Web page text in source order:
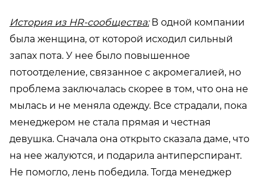
История из HR-сообщества:В одной компании
была женщина, от которой исходил сильный
запах пота. У нее было повышенное
потоотделение, связанное с акромегалией, но
проблема заключалась скорее в том, что она не
мылась и не меняла одежду. Все страдали, пока
менеджером не стала прямая и честная
девушка. Сначала она открыто сказала даме, что
на нее жалуются, и подарила антиперспирант.
Не помогло, лень победила. Тогда менеджер